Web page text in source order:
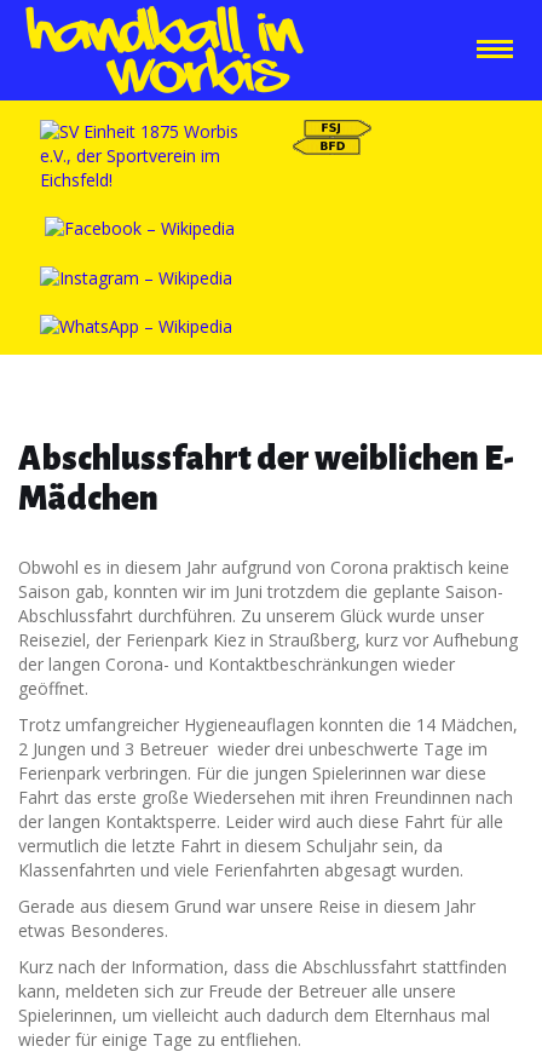
Abschlussfahrt der weiblichen E-
Mädchen
Obwohl es in diesem Jahr aufgrund von Corona praktisch keine
Saison gab, konnten wir im Juni trotzdem die geplante Saison-
Abschlussfahrt durchführen. Zu unserem Glück wurde unser
Reiseziel, der Ferienpark Kiez in Straußberg, kurz vor Aufhebung
der langen Corona- und Kontaktbeschränkungen wieder
geöffnet.
Trotz umfangreicher Hygieneauflagen konnten die 14 Mädchen,
2 Jungen und 3 Betreuer wieder drei unbeschwerte Tage im
Ferienpark verbringen. Für die jungen Spielerinnen war diese
Fahrt das erste große Wiedersehen mit ihren Freundinnen nach
der langen Kontaktsperre. Leider wird auch diese Fahrt für alle
vermutlich die letzte Fahrt in diesem Schuljahr sein, da
Klassenfahrten und viele Ferienfahrten abgesagt wurden.
Gerade aus diesem Grund war unsere Reise in diesem Jahr
etwas Besonderes.
Kurz nach der Information, dass die Abschlussfahrt stattfinden
kann, meldeten sich zur Freude der Betreuer alle unsere
Spielerinnen, um vielleicht auch dadurch dem Elternhaus mal
wieder für einige Tage zu entfliehen.